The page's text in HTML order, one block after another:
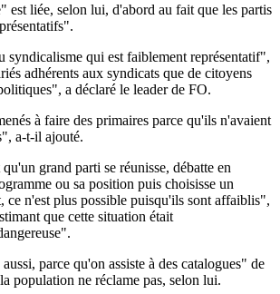
est liée, selon lui, d'abord au fait que les partis
syndicalisme qui est faiblement représentatif",
adhérents aux syndicats que de citoyens
a déclaré le leader de FO.
à faire des primaires parce qu'ils n'avaient
a-t-il ajouté.
grand parti se réunisse, débatte en
ou sa position puis choisisse un
ce n'est plus possible puisqu'ils sont affaiblis",
que cette situation était
parce qu'on assiste à des catalogues" de
population ne réclame pas, selon lui.